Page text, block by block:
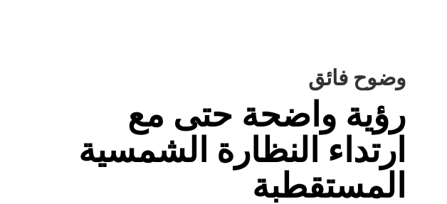
وضوح فائق
رؤية واضحة حتى مع
ارتداء النظارة الشمسية
المستقطبة